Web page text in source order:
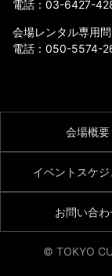
電話： 03-6427-
会場レンタル専用
電話： 050-5574-
会場概要
イベントスケ
お問い合わ
© TOKYO